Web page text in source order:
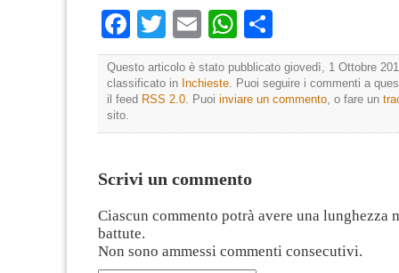
Facebook
TwitterEmailWhatsApp
Questo articolo è stato pubblicato giovedì, 1 Ottobre
classificato in Inchieste. Puoi seguire i commenti a
il feed RSS 2.0. Puoi inviare un commento, o fare un
sito.
Scrivi un commento
Ciascun commento potrà avere una lunghezza
battute.
Non sono ammessi commenti consecutivi.